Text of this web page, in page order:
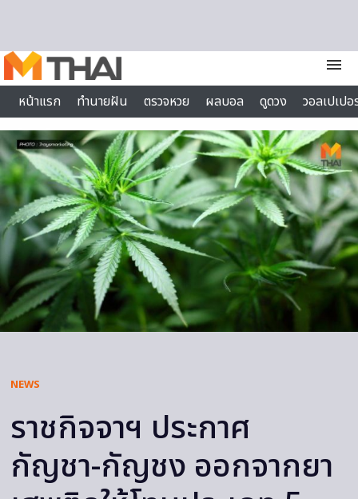
menu
หน้าแรก
ทำนายฝัน ตรวจหวย ผลบอล ดูดวง
วอลเปเป
ไลฟ์สไตล์
NEWS
ราชกิจจาฯ ประกาศ
กัญชา-กัญชง ออกจากยา